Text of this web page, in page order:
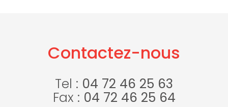
Contactez-nous
Tel : 04 72 46 25 63
Fax : 04 72 46 25 64